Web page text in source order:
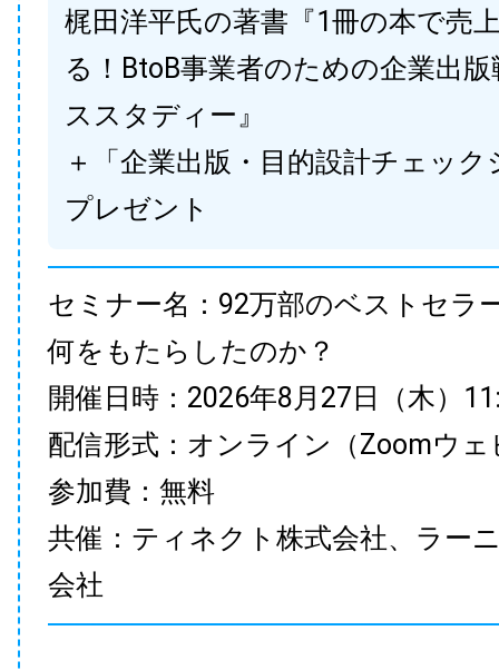
梶田洋平氏の著書『1冊の本で売
る！BtoB事業者のための企業出
ススタディー』
＋「企業出版・目的設計チェック
プレゼント
セミナー名：92万部のベストセラ
何をもたらしたのか？
開催日時：2026年8月27日（木）
配信形式：オンライン（Zoomウェ
参加費：無料
共催：ティネクト株式会社、ラー
会社